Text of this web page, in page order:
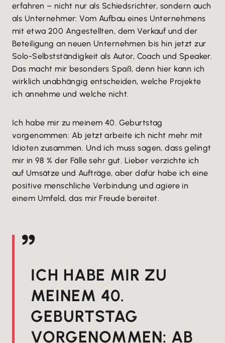
erfahren – nicht nur als Schiedsrichter, sondern auch
als Unternehmer: Vom Aufbau eines Unternehmens
mit etwa 200 Angestellten, dem Verkauf und der
Beteiligung an neuen Unternehmen bis hin jetzt zur
Solo-Selbstständigkeit als Autor, Coach und Speaker.
Das macht mir besonders Spaß, denn hier kann ich
wirklich unabhängig entscheiden, welche Projekte
ich annehme und welche nicht.
Ich habe mir zu meinem 40. Geburtstag
vorgenommen: Ab jetzt arbeite ich nicht mehr mit
Idioten zusammen. Und ich muss sagen, dass gelingt
mir in 98 % der Fälle sehr gut. Lieber verzichte ich
auf Umsätze und Aufträge, aber dafür habe ich eine
positive menschliche Verbindung und agiere in
einem Umfeld, das mir Freude bereitet.
ICH HABE MIR ZU
MEINEM 40.
GEBURTSTAG
VORGENOMMEN: AB